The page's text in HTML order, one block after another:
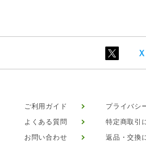
ご利用ガイド
よくある質問
お問い合わせ
プライバシ
特定商取引
返品・交換